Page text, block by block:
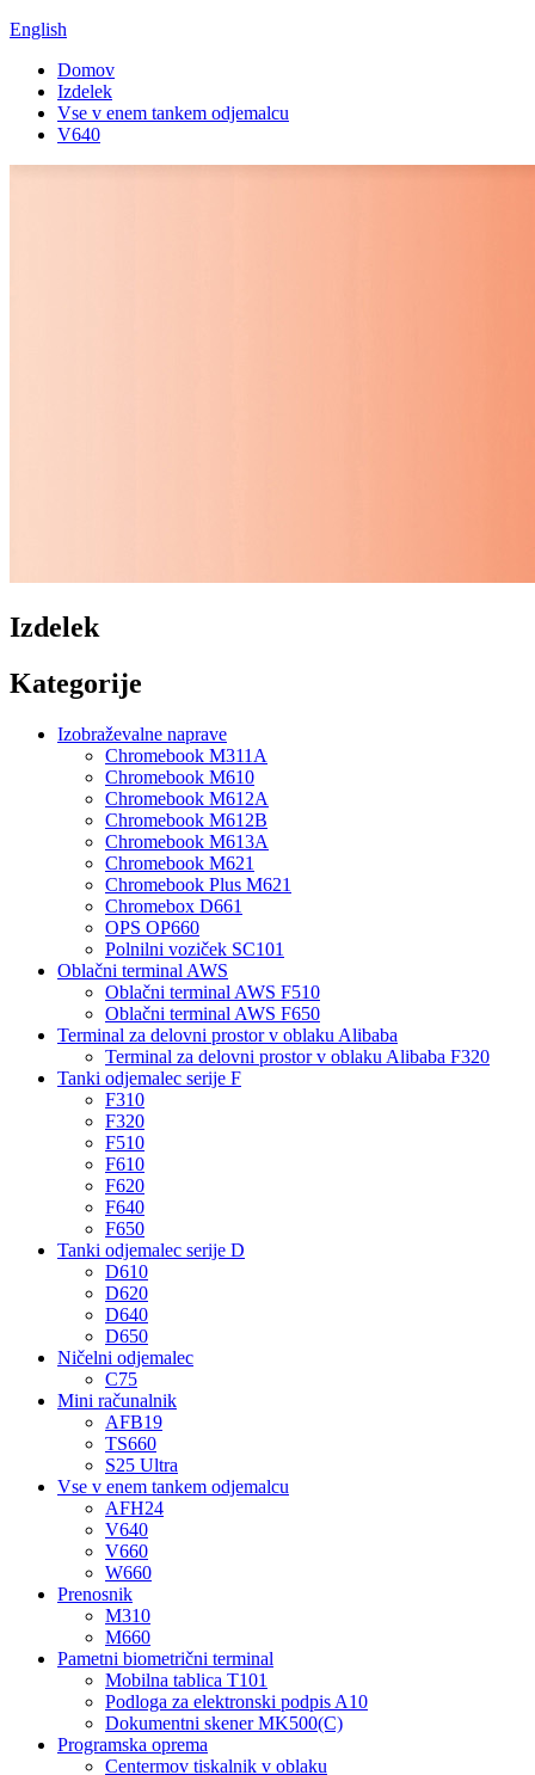
English
Domov
Izdelek
Vse v enem tankem odjemalcu
V640
Izdelek
Kategorije
Izobraževalne naprave
Chromebook M311A
Chromebook M610
Chromebook M612A
Chromebook M612B
Chromebook M613A
Chromebook M621
Chromebook Plus M621
Chromebox D661
OPS OP660
Polnilni voziček SC101
Oblačni terminal AWS
Oblačni terminal AWS F510
Oblačni terminal AWS F650
Terminal za delovni prostor v oblaku Alibaba
Terminal za delovni prostor v oblaku Alibaba F320
Tanki odjemalec serije F
F310
F320
F510
F610
F620
F640
F650
Tanki odjemalec serije D
D610
D620
D640
D650
Ničelni odjemalec
C75
Mini računalnik
AFB19
TS660
S25 Ultra
Vse v enem tankem odjemalcu
AFH24
V640
V660
W660
Prenosnik
M310
M660
Pametni biometrični terminal
Mobilna tablica T101
Podloga za elektronski podpis A10
Dokumentni skener MK500(C)
Programska oprema
Centermov tiskalnik v oblaku